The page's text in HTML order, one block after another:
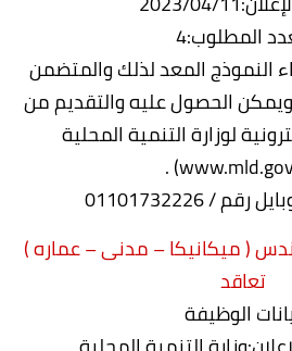
المطلوب:4
النموذج المعد لذلك والمتضمن
الحصول عليه والتقديم من
لوزارة التنمية المحلية
/ 01101732226
( ميكانيكا – مدنى – عماره )
تعاقد
الوظيفة